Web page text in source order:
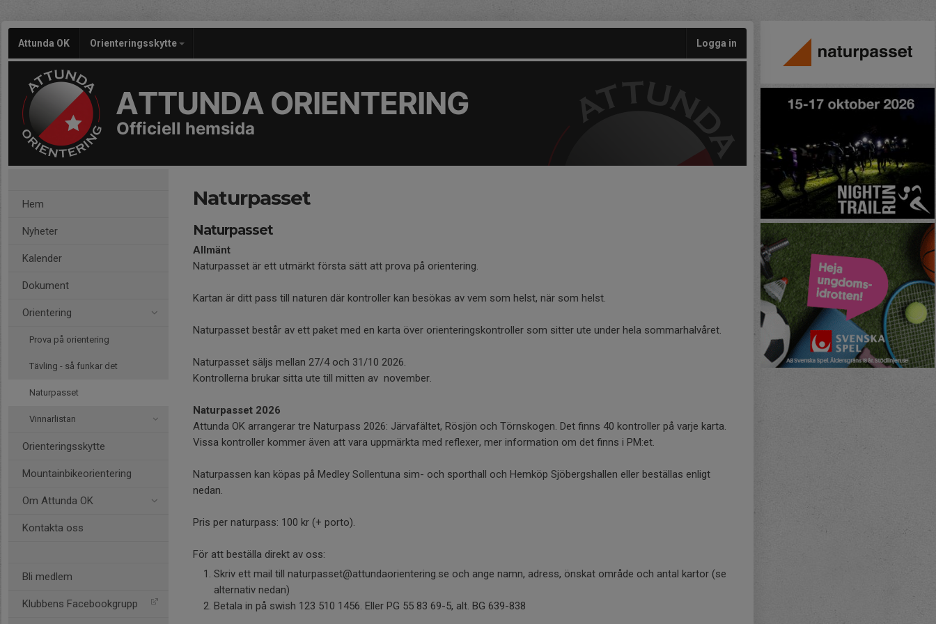
Attunda OK Orienteringsskytte Logga in
ATTUNDA ORIENTERING
Officiell hemsida
Hem
Nyheter
Kalender
Dokument
Orientering
Prova på orientering
Tävling - så funkar det
Naturpasset
Vinnarlistan
Orienteringsskytte
Mountainbikeorientering
Om Attunda OK
Kontakta oss
Bli medlem
Klubbens Facebookgrupp
Naturpasset
Naturpasset
Allmänt
Naturpasset är ett utmärkt första sätt att prova på orientering.
Kartan är ditt pass till naturen där kontroller kan besökas av vem som helst, när som helst.
Naturpasset består av ett paket med en karta över orienteringskontroller som sitter ute under hela sommarhalvåret.
Naturpasset säljs mellan 27/4 och 31/10 2026.
Kontrollerna brukar sitta ute till mitten av november.
Naturpasset 2026
Attunda OK arrangerar tre Naturpass 2026: Järvafältet, Rösjön och Törnskogen. Det finns 40 kontroller på varje karta.
Vissa kontroller kommer även att vara uppmärkta med reflexer, mer information om det finns i PM:et.
Naturpassen kan köpas på Medley Sollentuna sim- och sporthall och Hemköp Sjöbergshallen eller beställas enligt
nedan.
Pris per naturpass: 100 kr (+ porto).
För att beställa direkt av oss:
Skriv ett mail till naturpasset@attundaorientering.se och ange namn, adress, önskat område och antal kartor (se
alternativ nedan)
Betala in på swish 123 510 1456. Eller PG 55 83 69-5, alt. BG 639-838